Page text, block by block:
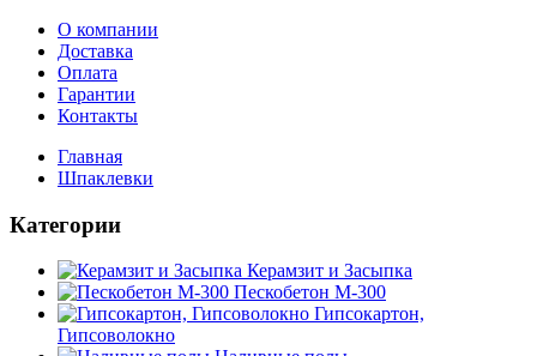
О компании
Доставка
Оплата
Гарантии
Контакты
Главная
Шпаклевки
Категории
Керамзит и Засыпка
Пескобетон М-300
Гипсокартон,
Гипсоволокно